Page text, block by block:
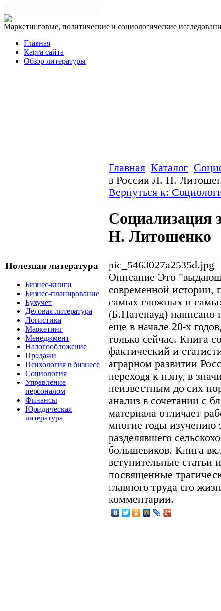
Маркетинговые, политические и социологические
Главная
Карта сайта
Обзор литературы
Полезная литература
Бизнес-книги
Бизнес-планирование
Бухучет
Деловая литература
Логистика
Маркетинг
Менеджмент
Налогообложение
Продажи
Психология в бизнесе
Социология
Управление
персоналом
Финансы
Юридическая
литература
Главная Каталог
в России Л. Н.
Вернуться к:
Социализация
Н. Литошенко
pic_5463027a2535d.jpg
Описание Это
современной истории,
самых сложных и
(Б.Патенауд) написано
еще в начале 20-х
только сейчас. Книга
фактический и
аграрном развитии
переходя к нэпу, в
неизвестным до сих
анализ в сочетании с
материала отличает
многие годы изучению
разделявшего
большевиков. Книга
вступительные статьи
посвященные
главного труда его
комментарии.